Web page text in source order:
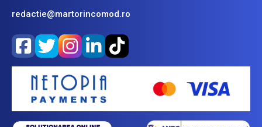
redactie@martorincomod.ro